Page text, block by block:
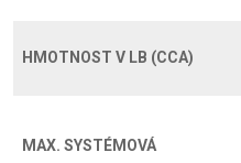
HMOTNOST V LB (CCA)
MAX. SYSTÉMOVÁ